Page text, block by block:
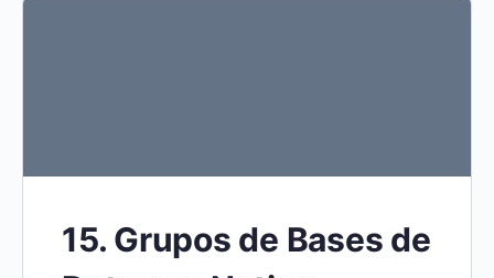
15. Grupos de Bases de